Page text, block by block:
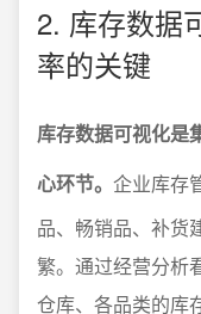
2. 库存数据
率的关键
库存数据可视化是
心环节。 企业库存
品、畅销品、补货
繁。通过经营分析
仓库、各品类的库